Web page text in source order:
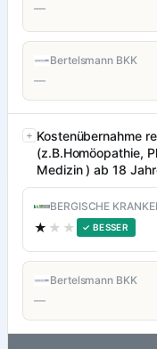
—
Bertelsmann BKK
—
Kostenübernahme
(z.B.Homöopathie,
Medizin ) ab 18
BERGISCHE
★ ★★ ✓ BESSER
Bertelsmann BKK
—